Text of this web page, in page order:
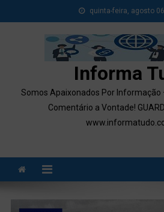
to
quinta-feira, agosto
Informa
Somos Apaixonados Por Informação
Comentário a Vontade!